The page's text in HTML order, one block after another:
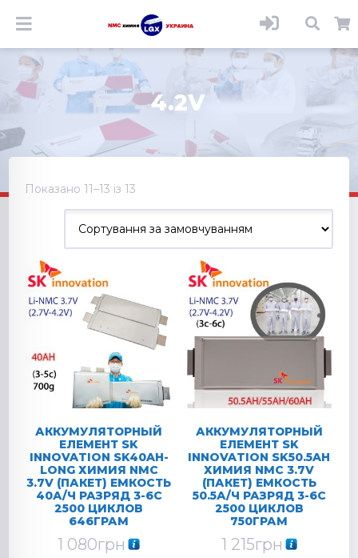
4.2V
Показано 11–13 із 13
АККУМУЛЯТОРНЫЙ
ЕЛЕМЕНТ SK
INNOVATION SK40AH-
LONG ХИМИЯ NMC
3.7V (ПАКЕТ) ЕМКОСТЬ
40А/Ч РАЗРЯД 3-6C
2500 ЦИКЛОВ
646ГРАМ
1 080грн
АККУМУЛЯТОРНЫЙ
ЕЛЕМЕНТ SK
INNOVATION SK50.5AH
ХИМИЯ NMC 3.7V
(ПАКЕТ) ЕМКОСТЬ
50.5А/Ч РАЗРЯД 3-6C
2500 ЦИКЛОВ
750ГРАМ
1 215грн